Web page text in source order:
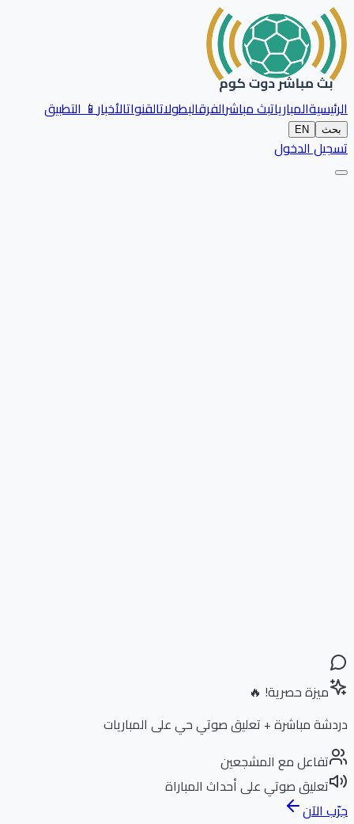
الرئيسيةالمبارياتبث مباشرالفرقالبطولاتالقنواتالأخبار📱 التطبيق
بحث EN
تسجيل الدخول
ميزة حصرية! 🔥
دردشة مباشرة + تعليق صوتي حي على المباريات
تفاعل مع المشجعين
تعليق صوتي على أحداث المباراة
جرّب الآن